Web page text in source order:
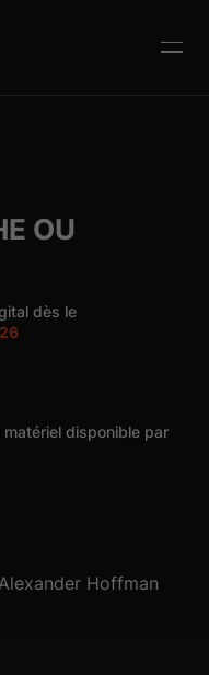
OU
dès le
disponible par
Hoffman